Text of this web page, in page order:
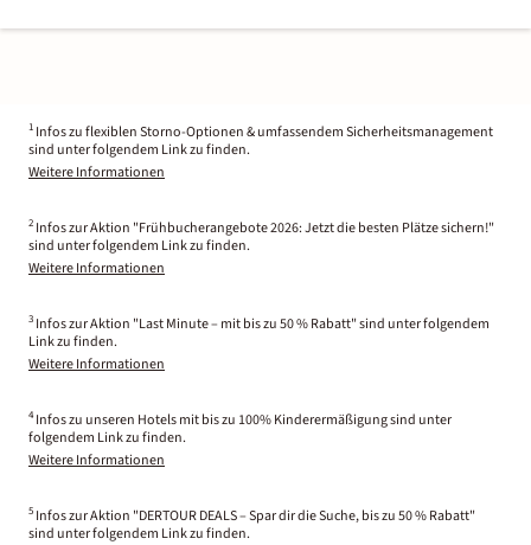
1 Infos zu flexiblen Storno-Optionen & umfassendem Sicherheitsmanagement
sind unter folgendem Link zu finden.
Weitere Informationen
2 Infos zur Aktion "Frühbucherangebote 2026: Jetzt die besten Plätze sichern!"
sind unter folgendem Link zu finden.
Weitere Informationen
3 Infos zur Aktion "Last Minute – mit bis zu 50 % Rabatt" sind unter folgendem
Link zu finden.
Weitere Informationen
4 Infos zu unseren Hotels mit bis zu 100% Kinderermäßigung sind unter
folgendem Link zu finden.
Weitere Informationen
5 Infos zur Aktion "DERTOUR DEALS – Spar dir die Suche, bis zu 50 % Rabatt"
sind unter folgendem Link zu finden.